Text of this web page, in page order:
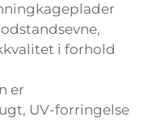
i forhold
er
UV-forringelse